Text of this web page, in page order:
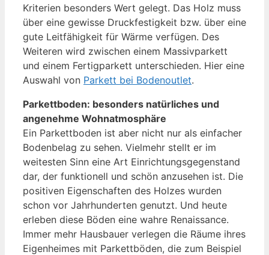
Kriterien besonders Wert gelegt. Das Holz muss
über eine gewisse Druckfestigkeit bzw. über eine
gute Leitfähigkeit für Wärme verfügen. Des
Weiteren wird zwischen einem Massivparkett
und einem Fertigparkett unterschieden. Hier eine
Auswahl von Parkett bei Bodenoutlet.
Parkettboden: besonders natürliches und
angenehme Wohnatmosphäre
Ein Parkettboden ist aber nicht nur als einfacher
Bodenbelag zu sehen. Vielmehr stellt er im
weitesten Sinn eine Art Einrichtungsgegenstand
dar, der funktionell und schön anzusehen ist. Die
positiven Eigenschaften des Holzes wurden
schon vor Jahrhunderten genutzt. Und heute
erleben diese Böden eine wahre Renaissance.
Immer mehr Hausbauer verlegen die Räume ihres
Eigenheimes mit Parkettböden, die zum Beispiel